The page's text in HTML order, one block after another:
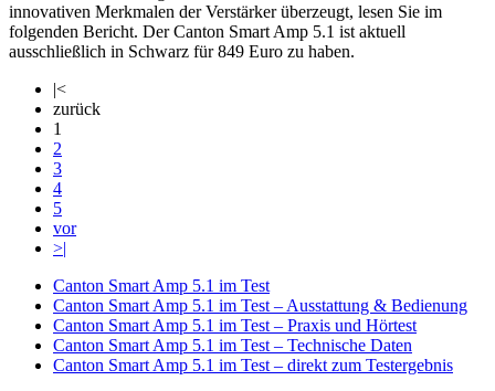
innovativen Merkmalen der Verstärker überzeugt, lesen Sie im
folgenden Bericht. Der Canton Smart Amp 5.1 ist aktuell
ausschließlich in Schwarz für 849 Euro zu haben.
|<
zurück
1
2
3
4
5
vor
>|
Canton Smart Amp 5.1 im Test
Canton Smart Amp 5.1 im Test – Ausstattung & Bedienung
Canton Smart Amp 5.1 im Test – Praxis und Hörtest
Canton Smart Amp 5.1 im Test – Technische Daten
Canton Smart Amp 5.1 im Test – direkt zum Testergebnis